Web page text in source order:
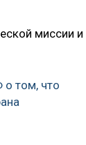
миссии
о том, что